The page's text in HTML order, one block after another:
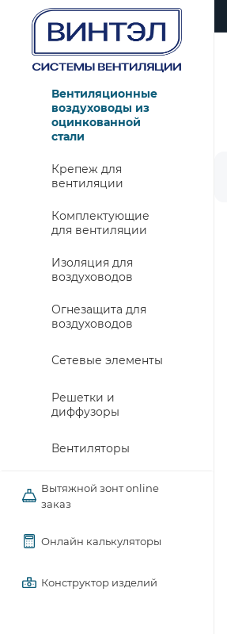
Вентиляционные
воздуховоды из
оцинкованной
стали
Крепеж для
вентиляции
Комплектующие
для вентиляции
Изоляция для
воздуховодов
Огнезащита для
воздуховодов
Сетевые элементы
Решетки и
диффузоры
Вентиляторы
Вытяжной зонт online
заказ
Онлайн калькуляторы
Конструктор изделий